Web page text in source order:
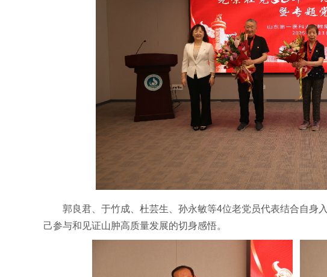
郭良君、于竹成、杜芸生、孙永敏等4位老党员代表结合自身
己参与和见证山肿高质量发展的切身感悟。